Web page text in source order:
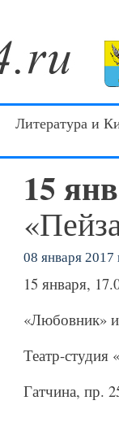
Литература и
15
08 января 2017
15 января,
«Любовник» и
Театр-студия
Гатчина, пр.